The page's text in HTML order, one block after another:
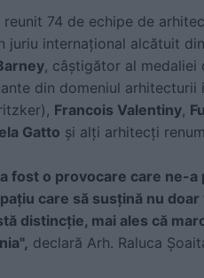
reunit 74 de echipe de
juriu internațional alcătuit
, câștigător al medaliei
din domeniul arhitecturii
Francois Valentiny,
Gatto și alți arhitecți
fost o provocare care ne-
care să susțină nu
distincție, mai ales că
declară Arh. Raluca